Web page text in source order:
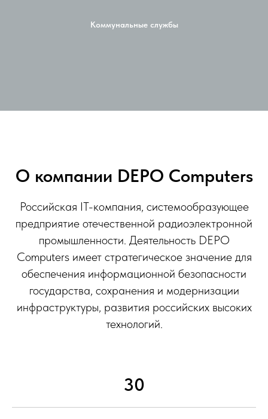
Коммунальные службы
О компании DEPO Computers
Российская IT-компания, cистемообразующее
предприятие отечественной радиоэлектронной
промышленности. Деятельность DEPO
Computers имеет стратегическое значение для
обеспечения информационной безопасности
государства, сохранения и модернизации
инфраструктуры, развития российских высоких
технологий.
30